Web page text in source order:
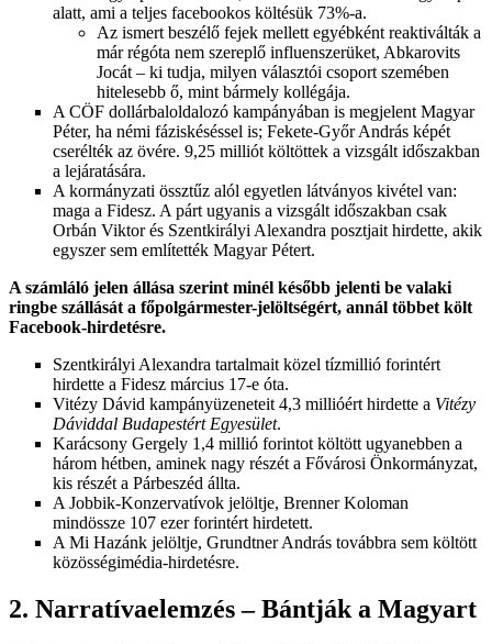
alatt, ami a teljes facebookos költésük 73%-a.
Az ismert beszélő fejek mellett egyébként reaktiválták a
már régóta nem szereplő influenszerüket, Abkarovits
Jocát – ki tudja, milyen választói csoport szemében
hitelesebb ő, mint bármely kollégája.
A CÖF dollárbaloldalozó kampányában is megjelent Magyar
Péter, ha némi fáziskéséssel is; Fekete-Győr András képét
cserélték az övére. 9,25 milliót költöttek a vizsgált időszakban
a lejáratására.
A kormányzati össztűz alól egyetlen látványos kivétel van:
maga a Fidesz. A párt ugyanis a vizsgált időszakban csak
Orbán Viktor és Szentkirályi Alexandra posztjait hirdette, akik
egyszer sem említették Magyar Pétert.
A számláló jelen állása szerint minél később jelenti be valaki
ringbe szállását a főpolgármester-jelöltségért, annál többet költ
Facebook-hirdetésre.
Szentkirályi Alexandra tartalmait közel tízmillió forintért
hirdette a Fidesz március 17-e óta.
Vitézy Dávid kampányüzeneteit 4,3 millióért hirdette a Vitézy
Dáviddal Budapestért Egyesület.
Karácsony Gergely 1,4 millió forintot költött ugyanebben a
három hétben, aminek nagy részét a Fővárosi Önkormányzat,
kis részét a Párbeszéd állta.
A Jobbik-Konzervatívok jelöltje, Brenner Koloman
mindössze 107 ezer forintért hirdetett.
A Mi Hazánk jelöltje, Grundtner András továbbra sem költött
közösségimédia-hirdetésre.
2. Narratívaelemzés – Bántják a Magyart